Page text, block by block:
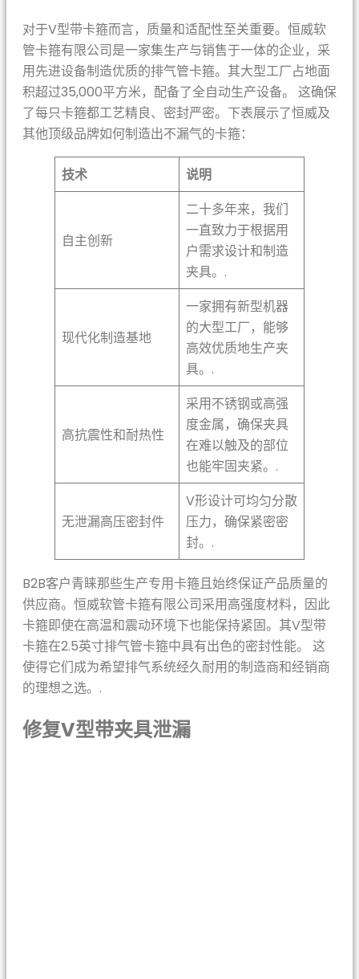
对于V型带卡箍而言，质量和适配性至关重要。恒威软
管卡箍有限公司是一家集生产与销售于一体的企业，采
用先进设备制造优质的排气管卡箍。其大型工厂占地面
积超过35,000平方米，配备了全自动生产设备。 这确保
了每只卡箍都工艺精良、密封严密。下表展示了恒威及
其他顶级品牌如何制造出不漏气的卡箍：
技术 说明
自主创新
二十多年来，我们
一直致力于根据用
户需求设计和制造
夹具。.
现代化制造基地
一家拥有新型机器
的大型工厂，能够
高效优质地生产夹
具。.
高抗震性和耐热性
采用不锈钢或高强
度金属，确保夹具
在难以触及的部位
也能牢固夹紧。.
无泄漏高压密封件
V形设计可均匀分散
压力，确保紧密密
封。.
B2B客户青睐那些生产专用卡箍且始终保证产品质量的
供应商。恒威软管卡箍有限公司采用高强度材料，因此
卡箍即使在高温和震动环境下也能保持紧固。其V型带
卡箍在2.5英寸排气管卡箍中具有出色的密封性能。 这
使得它们成为希望排气系统经久耐用的制造商和经销商
的理想之选。.
修复V型带夹具泄漏